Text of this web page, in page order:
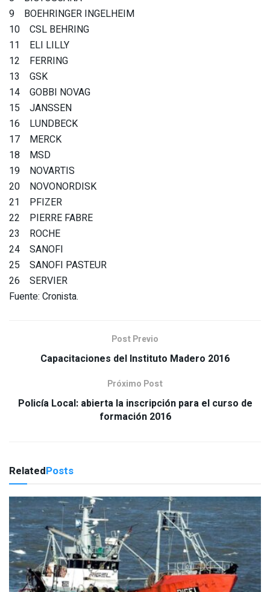
9 BOEHRINGER INGELHEIM
10 CSL BEHRING
11 ELI LILLY
12 FERRING
13 GSK
14 GOBBI NOVAG
15 JANSSEN
16 LUNDBECK
17 MERCK
18 MSD
19 NOVARTIS
20 NOVONORDISK
21 PFIZER
22 PIERRE FABRE
23 ROCHE
24 SANOFI
25 SANOFI PASTEUR
26 SERVIER
Fuente: Cronista.
Post Previo
Capacitaciones del Instituto Madero 2016
Próximo Post
Policía Local: abierta la inscripción para el curso de
formación 2016
RelatedPosts